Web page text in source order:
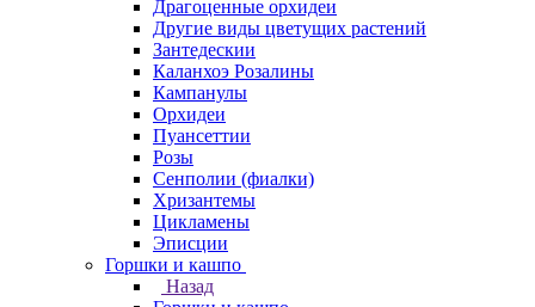
Драгоценные орхидеи
Другие виды цветущих растений
Зантедескии
Каланхоэ Розалины
Кампанулы
Орхидеи
Пуансеттии
Розы
Сенполии (фиалки)
Хризантемы
Цикламены
Эписции
Горшки и кашпо
Назад